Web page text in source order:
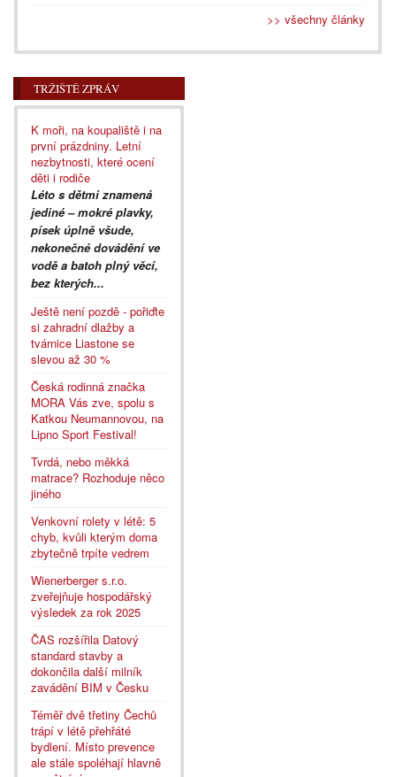
>> všechny články
TRŽIŠTĚ ZPRÁV
K moři, na koupaliště i na
první prázdniny. Letní
nezbytnosti, které ocení
děti i rodiče
Léto s dětmi znamená
jediné – mokré plavky,
písek úplně všude,
nekonečné dovádění ve
vodě a batoh plný věcí,
bez kterých...
Ještě není pozdě - pořiďte
si zahradní dlažby a
tvárnice Liastone se
slevou až 30 %
Česká rodinná značka
MORA Vás zve, spolu s
Katkou Neumannovou, na
Lipno Sport Festival!
Tvrdá, nebo měkká
matrace? Rozhoduje něco
jiného
Venkovní rolety v létě: 5
chyb, kvůli kterým doma
zbytečně trpíte vedrem
Wienerberger s.r.o.
zveřejňuje hospodářský
výsledek za rok 2025
ČAS rozšířila Datový
standard stavby a
dokončila další milník
zavádění BIM v Česku
Téměř dvě třetiny Čechů
trápí v létě přehřáté
bydlení. Místo prevence
ale stále spoléhají hlavně